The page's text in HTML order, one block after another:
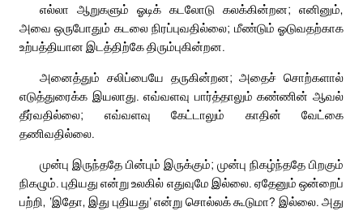
எல்லா ஆறுகளும் ஓடிக் கடலோடு கலக்கின்றன; எனினும்,
அவை ஒருபோதும் கடலை நிரப்புவதில்லை; மீண்டும் ஓடுவதற்காக
உற்பத்தியான இடத்திற்கே திரும்புகின்றன.
அனைத்தும் சலிப்பையே தருகின்றன; அதைச் சொற்களால்
எடுத்துரைக்க இயலாது. எவ்வளவு பார்த்தாலும் கண்ணின் ஆவல்
தீர்வதில்லை; எவ்வளவு கேட்டாலும் காதின் வேட்கை
தணிவதில்லை.
முன்பு இருந்ததே பின்பும் இருக்கும்; முன்பு நிகழ்ந்ததே பிறகும்
நிகழும். புதியது என்று உலகில் எதுவுமே இல்லை. ஏதேனும் ஒன்றைப்
பற்றி, ‘இதோ, இது புதியது’ என்று சொல்லக் கூடுமா? இல்லை. அது